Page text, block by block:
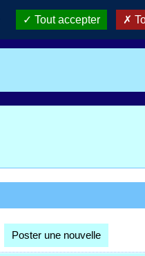
Poster une nouvelle
Tout accepter